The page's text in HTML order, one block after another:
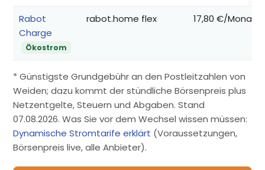
Rabot
Charge
Ökostrom
rabot.home flex 17,80 €/Monat
* Günstigste Grundgebühr an den Postleitzahlen von
Weiden; dazu kommt der stündliche Börsenpreis plus
Netzentgelte, Steuern und Abgaben. Stand
07.08.2026. Was Sie vor dem Wechsel wissen müssen:
Dynamische Stromtarife erklärt (Voraussetzungen,
Börsenpreis live, alle Anbieter).